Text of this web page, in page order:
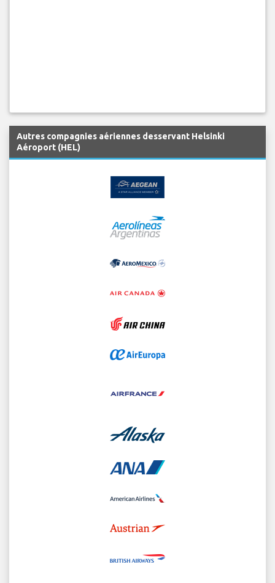
Autres compagnies aériennes desservant Helsinki
Aéroport (HEL)